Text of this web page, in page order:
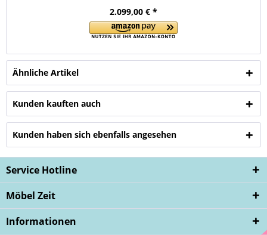
2.099,00 € *
Ähnliche Artikel
Kunden kauften auch
Kunden haben sich ebenfalls angesehen
Service Hotline
Möbel Zeit
Informationen